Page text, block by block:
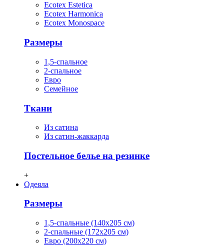
Ecotex Estetica
Ecotex Harmonica
Ecotex Monospace
Размеры
1,5-спальное
2-спальное
Евро
Семейное
Ткани
Из сатина
Из сатин-жаккарда
Постельное белье на резинке
+
Одеяла
Размеры
1,5-спальные (140х205 см)
2-спальные (172х205 см)
Евро (200х220 см)